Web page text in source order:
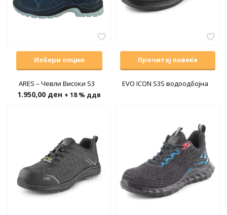
Избери опции
ARES – Чевли Високи S3
1.950,00 ден + 18 % ддв
Прочитај повеќе
EVO ICON S3S водоодбојна